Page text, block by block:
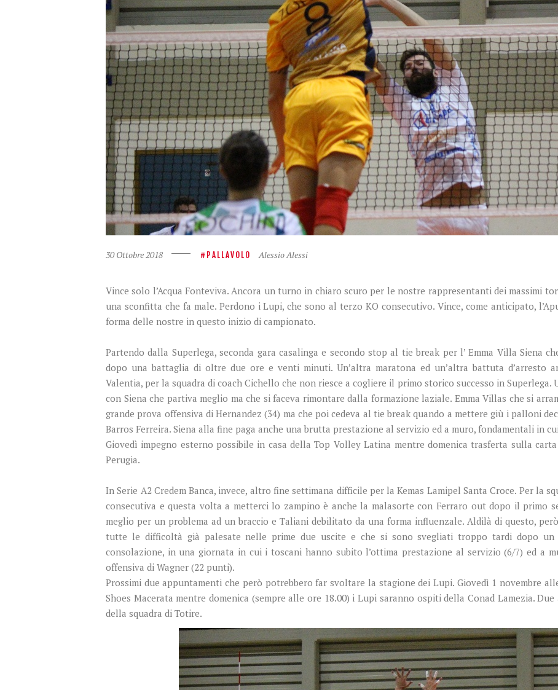
30 Ottobre 2018 PALLAVOLO Alessio Alessi
Vince solo l’Acqua Fonteviva. Ancora un turno in chiaro scuro per le nostre rappresentanti dei massimi
una sconfitta che fa male. Perdono i Lupi, che sono al terzo KO consecutivo. Vince, come anticipato,
forma delle nostre in questo inizio di campionato.
Partendo dalla Superlega, seconda gara casalinga e secondo stop al tie break per l’ Emma Villa Siena
dopo una battaglia di oltre due ore e venti minuti. Un’altra maratona ed un’altra battuta d’arresto
Valentia, per la squadra di coach Cichello che non riesce a cogliere il primo storico successo in Superlega.
con Siena che partiva meglio ma che si faceva rimontare dalla formazione laziale. Emma Villas che si
grande prova offensiva di Hernandez (34) ma che poi cedeva al tie break quando a mettere giù i palloni
Barros Ferreira. Siena alla fine paga anche una brutta prestazione al servizio ed a muro, fondamentali in
Giovedì impegno esterno possibile in casa della Top Volley Latina mentre domenica trasferta sulla
Perugia.
In Serie A2 Credem Banca, invece, altro fine settimana difficile per la Kemas Lamipel Santa Croce. Per la
consecutiva e questa volta a metterci lo zampino è anche la malasorte con Ferraro out dopo il primo
meglio per un problema ad un braccio e Taliani debilitato da una forma influenzale. Aldilà di questo,
tutte le difficoltà già palesate nelle prime due uscite e che si sono svegliati troppo tardi dopo
consolazione, in una giornata in cui i toscani hanno subito l’ottima prestazione al servizio (6/7) ed a
offensiva di Wagner (22 punti).
Prossimi due appuntamenti che però potrebbero far svoltare la stagione dei Lupi. Giovedì 1 novembre
Shoes Macerata mentre domenica (sempre alle ore 18.00) i Lupi saranno ospiti della Conad Lamezia.
della squadra di Totire.